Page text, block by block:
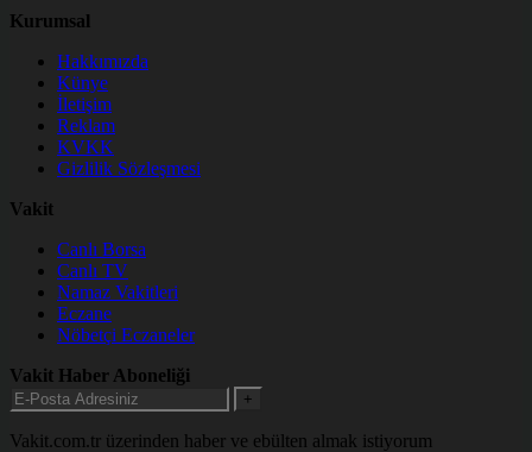
Kurumsal
Hakkımızda
Künye
İletişim
Reklam
KVKK
Gizlilik Sözleşmesi
Vakit
Canlı Borsa
Canlı TV
Namaz Vakitleri
Eczane
Nöbetçi Eczaneler
Vakit Haber Aboneliği
+
Vakit.com.tr üzerinden haber ve ebülten almak istiyorum